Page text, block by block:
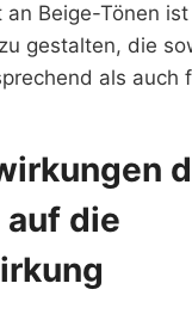
an Beige-Tönen
gestalten, die
als auch
auf die